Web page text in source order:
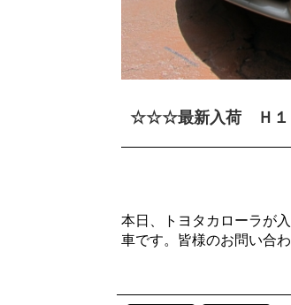
☆☆☆最新入荷 Ｈ１
本日、トヨタカローラが
車です。皆様のお問い合